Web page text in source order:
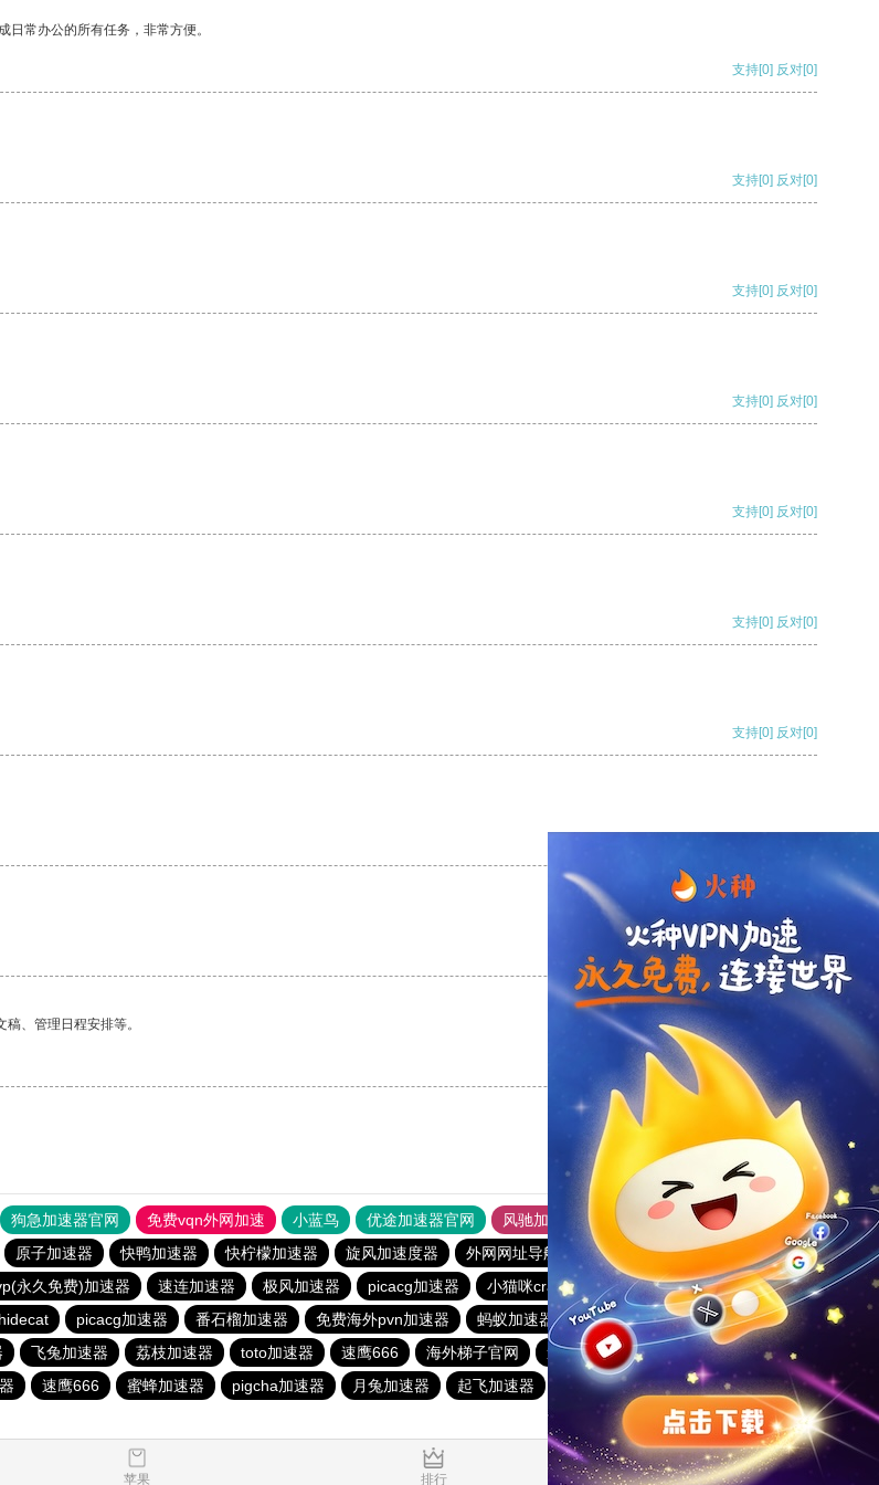
常办公的所有任务，非常方便。
支持[0] 反对[0]
支持[0] 反对[0]
支持[0] 反对[0]
支持[0] 反对[0]
支持[0] 反对[0]
支持[0] 反对[0]
支持[0] 反对[0]
支持 [0] 反对 [0]
、管理日程安排等。
支持
狗急加速器官网 免费vqn外网加速 小蓝鸟 优途加速器官网 风驰加速器
旋风加速器
原子加速器 快鸭加速器 快柠檬加速器 旋风加速度器 外网网址导航 软件中心 雷霆加速
狂飙加速器
永久免费)加速器 速连加速器 极风加速器 picacg加速器 小猫咪crash加速器 baacloud官网
橘子加速器
hidecat picacg加速器 番石榴加速器 免费海外pvn加速器 蚂蚁加速器 hammer加速器
海鸥加速器
飞兔加速器 荔枝加速器 toto加速器 速鹰666 海外梯子官网 速连加速器
ikuuu.me加速器官网
速鹰666 蜜蜂加速器 pigcha加速器 月兔加速器 起飞加速器 红海pro官网
原子加速器
苹果 排行 推荐